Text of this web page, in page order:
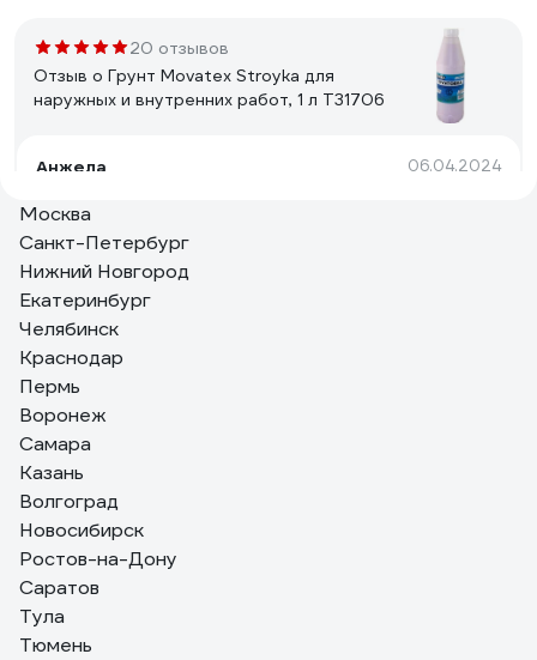
20 отзывов
Отзыв о Грунт Movatex Stroyka для
наружных и внутренних работ, 1 л Т31706
Анжела 06.04.2024
акриловой водоимульсионкой и под поклейку
виниловых обоев на бетоне и дереве, годиться для
реставрационных работ на старой побелке на
потолке. Так же этой грунтовкой покрывала
поверхность окрашенную давно масляной краской и
Отзыв о Грунтовка под обои Farbitex
PROF акриловая, укрывающая, белая, 12 кг
Юрий
Хорошая, действительно укрывающая, кипельно
белая грунтовка. То что нужно когда нужно скрыть
разную пятнистость стен. Немного густоватая
консистенция. Добавил 0,5 воды на 12 кг. Наносил
Рекомендую.
Москва
Санкт-Петербург
Нижний Новгород
Екатеринбург
Челябинск
Краснодар
Пермь
Воронеж
Самара
Казань
Волгоград
Новосибирск
Ростов-на-Дону
Саратов
Тула
Тюмень